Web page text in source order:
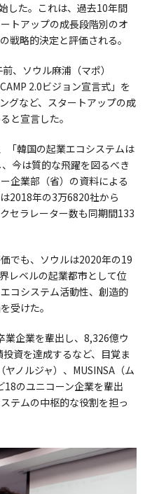
した。これは、過去10年間
トアップの成長段階別のオ
戦略的決定と評価される。
、ソウル麻浦（マポ）
2.0ビジョン宣言式」を
グなど、スタートアップの成
と宣言した。
「韓国の起業エコシステムは
今は質的な飛躍を図るべき
企業部（省）の資料による
2018年の3万6820社から
セラレーター数も同期間133
でも、ソウルは2020年の19
レベルの起業都市として位
コシステム活動性、創造的
受けた。
業企業を輩出し、8,326億ウ
資を達成するなど、目覚ま
ノルジャ）、MUSINSA（ム
のユニコーン企業を輩出
テムの中枢的な役割を担っ